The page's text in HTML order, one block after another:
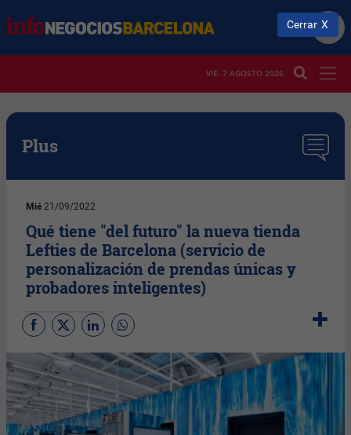
VIE. 7 AGOSTO 2026
Plus
Mié 21/09/2022
Qué tiene "del futuro" la nueva tienda
Lefties de Barcelona (servicio de
personalización de prendas únicas y
probadores inteligentes)
Cerrar